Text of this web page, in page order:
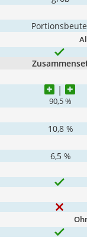
90,5 %
10,8 %
6,5 %